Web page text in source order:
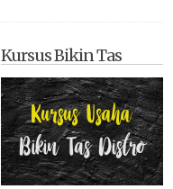
Kursus Bikin Tas